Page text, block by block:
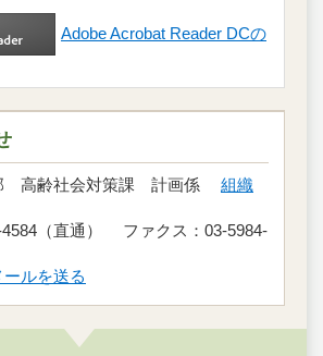
Adobe Acrobat Reader DCの
高齢社会対策課 計画係 組織
4584（直通） ファクス：03-5984-
ルを送る